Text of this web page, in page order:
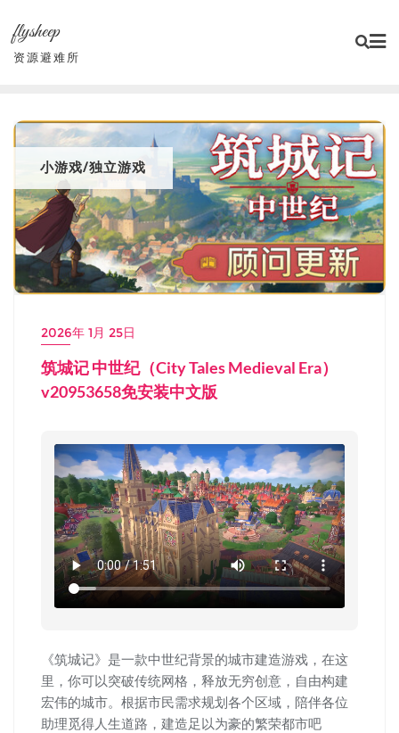
content
flysheep
资源避难所
小游戏/独立游戏
2026年 1月 25日
筑城记 中世纪（City Tales Medieval Era）
v20953658免安装中文版
《筑城记》是一款中世纪背景的城市建造游戏，在这
里，你可以突破传统网格，释放无穷创意，自由构建
宏伟的城市。根据市民需求规划各个区域，陪伴各位
助理觅得人生道路，建造足以为豪的繁荣都市吧